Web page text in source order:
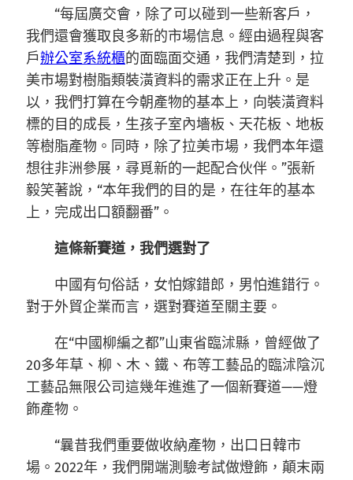
“每屆廣交會，除了可以碰到一些新客戶，
我們還會獲取良多新的市場信息。經由過程與客
戶辦公室系統櫃的面臨面交通，我們清楚到，拉
美市場對樹脂類裝潢資料的需求正在上升。是
以，我們打算在今朝產物的基本上，向裝潢資料
標的目的成長，生孩子室內墻板、天花板、地板
等樹脂產物。同時，除了拉美市場，我們本年還
想往非洲參展，尋覓新的一起配合伙伴。”張新
毅笑著說，“本年我們的目的是，在往年的基本
上，完成出口額翻番”。
這條新賽道，我們選對了
中國有句俗話，女怕嫁錯郎，男怕進錯行。
對于外貿企業而言，選對賽道至關主要。
在“中國柳編之都”山東省臨沭縣，曾經做了
20多年草、柳、木、鐵、布等工藝品的臨沭陰沉
工藝品無限公司這幾年進進了一個新賽道——燈
飾產物。
“曩昔我們重要做收納產物，出口日韓市
場。2022年，我們開端測驗考試做燈飾，顛末兩